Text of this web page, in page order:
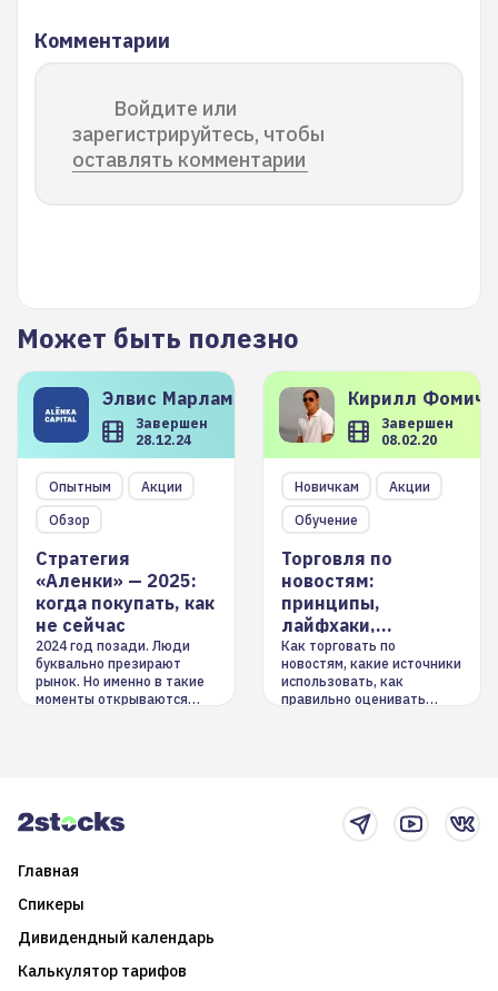
Комментарии
Войдите или
зарегистрируйтесь, чтобы
оставлять комментарии
Может быть полезно
Элвис Марламов
Завершен
28.12.24
Опытным
Акции
Обзор
Стратегия
«Аленки» — 2025:
когда покупать, как
не сейчас
2024 год позади. Люди
буквально презирают
рынок. Но именно в такие
моменты открываются
Кирилл
Завершен
08.02.20
Новичкам
Акции
Обучение
Торговля по
новостям:
принципы,
лайфхаки,
инструменты
Как торговать по
новостям, какие источники
использовать, как
правильно оценивать
Главная
Спикеры
Дивидендный календарь
Калькулятор тарифов